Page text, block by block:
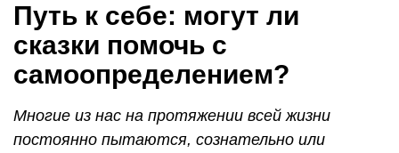
Путь к себе: могут ли
сказки помочь с
самоопределением?
Многие из нас на протяжении всей жизни
постоянно пытаются, сознательно или